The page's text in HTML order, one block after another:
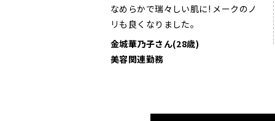
なめらかで瑞々しい肌に! メークのノ
リも良くなりました。
金城華乃子さん(28歳)
美容関連勤務